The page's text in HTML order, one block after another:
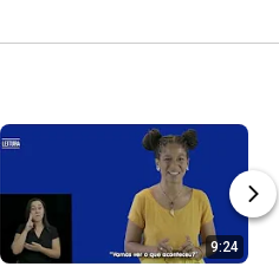
9:24